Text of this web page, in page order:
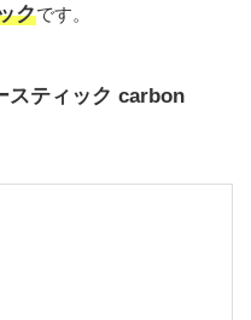
クです。
スティック carbon